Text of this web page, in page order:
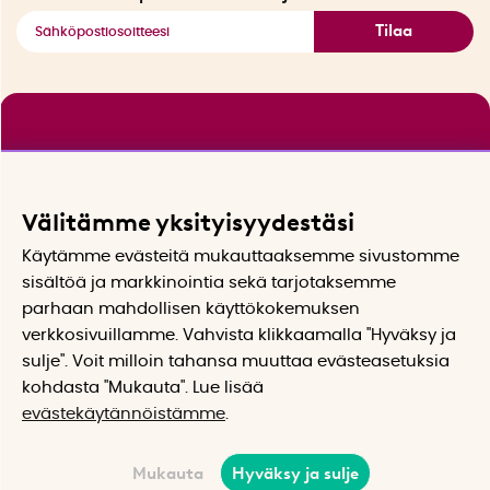
Tilaa
Välitämme yksityisyydestäsi
Käytämme evästeitä mukauttaaksemme sivustomme
sisältöä ja markkinointia sekä tarjotaksemme
parhaan mahdollisen käyttökokemuksen
verkkosivuillamme. Vahvista klikkaamalla "Hyväksy ja
sulje". Voit milloin tahansa muuttaa evästeasetuksia
kohdasta "Mukauta". Lue lisää
evästekäytännöistämme
Mukauta Hyväksy ja sulje